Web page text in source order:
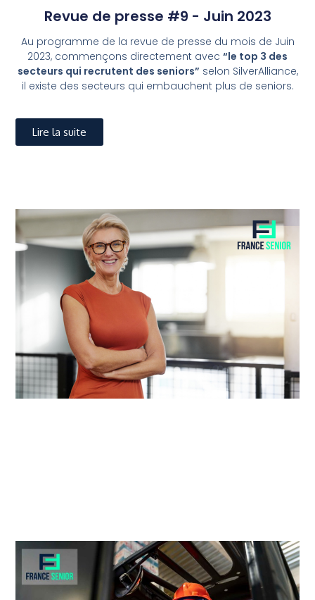
Revue de presse #9 - Juin 2023
Au programme de la revue de presse du mois de Juin
2023, commençons directement avec “le top 3 des
secteurs qui recrutent des seniors” selon SilverAlliance,
il existe des secteurs qui embauchent plus de seniors.
Lire la suite